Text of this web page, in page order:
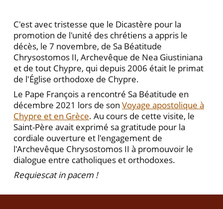
C'est avec tristesse que le Dicastère pour la
promotion de l'unité des chrétiens a appris le
décès, le 7 novembre, de Sa Béatitude
Chrysostomos II, Archevêque de Nea Giustiniana
et de tout Chypre, qui depuis 2006 était le primat
de l'Église orthodoxe de Chypre.
Le Pape François a rencontré Sa Béatitude en
décembre 2021 lors de son Voyage apostolique à
Chypre et en Grèce. Au cours de cette visite, le
Saint-Père avait exprimé sa gratitude pour la
cordiale ouverture et l'engagement de
l'Archevêque Chrysostomos II à promouvoir le
dialogue entre catholiques et orthodoxes.
Requiescat in pacem !